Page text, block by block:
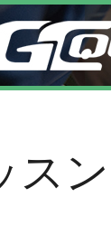
ッスン！
ス